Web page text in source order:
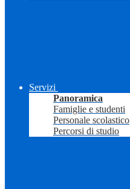
Servizi
Panoramica
Famiglie e studenti
Personale scolastico
Percorsi di studio